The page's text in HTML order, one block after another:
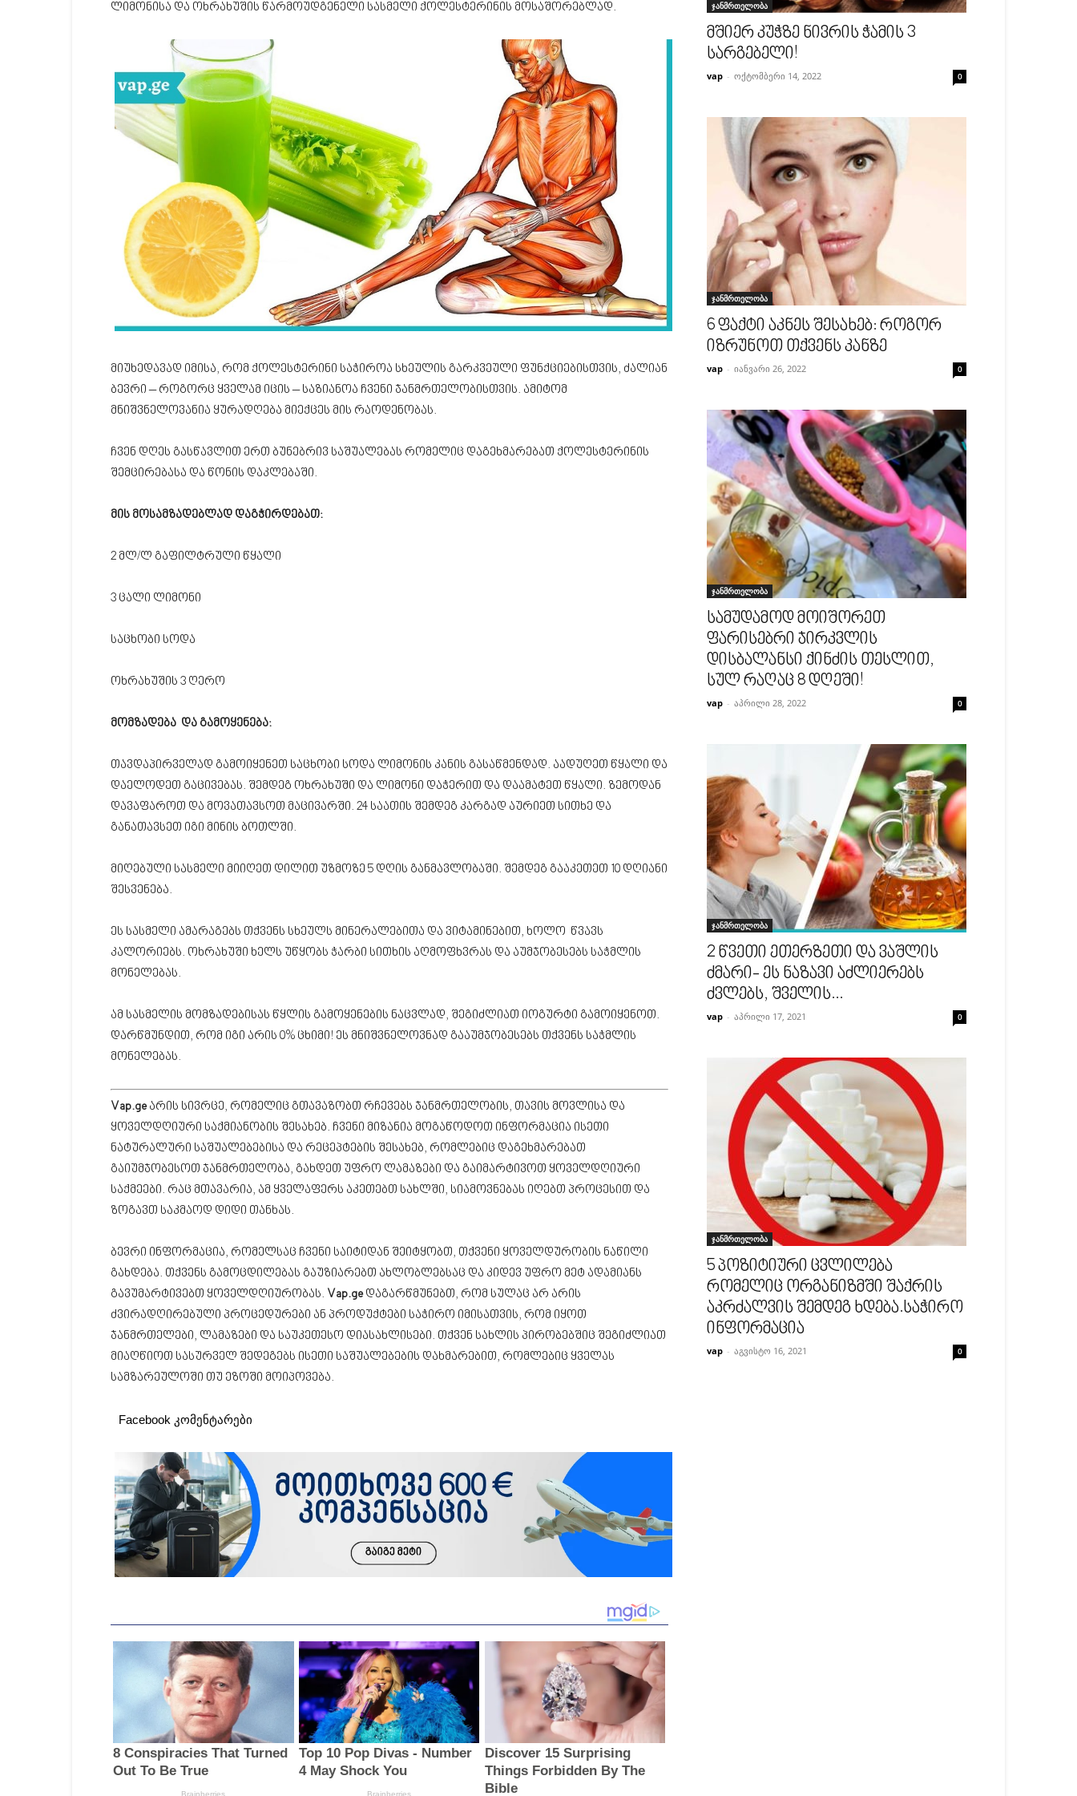
ლიმონისა და ოხრახუშის წარმოუდგენელი სასმელი ქოლესტერინის მოსაშორებლად.
მიუხედავად იმისა, რომ ქოლესტერინი საჭიროა სხეულის გარკვეული ფუნქციებისთვის, ძალიან
ბევრი – როგორც ყველამ იცის – საზიანოა ჩვენი ჯანმრთელობისთვის. ამიტომ
მნიშვნელოვანია ყურადღება მიექცეს მის რაოდენობას.
ჩვენ დღეს გასწავლით ერთ ბუნებრივ საშუალებას რომელიც დაგეხმარებათ ქოლესტერინის
შემცირებასა და წონის დაკლებაში.
მის მოსამზადებლად დაგჭირდებათ:
2 მლ/ლ გაფილტრული წყალი
3 ცალი ლიმონი
საცხობი სოდა
ოხრახუშის 3 ღერო
მომზადება და გამოყენება:
თავდაპირველად გამოიყენეთ საცხობი სოდა ლიმონის კანის გასაწმენდად. აადუღეთ წყალი და
დაელოდეთ გაცივებას. შემდეგ ოხრახუში და ლიმონი დაჭერით და დაამატეთ წყალი. ზემოდან
დავაფაროთ და მოვათავსოთ მაცივარში. 24 საათის შემდეგ კარგად აურიეთ სითხე და
განათავსეთ იგი მინის ბოთლში.
მიღებული სასმელი მიიღეთ დილით უზმოზე 5 დღის განმავლობაში. შემდეგ გააკეთეთ 10 დღიანი
შესვენება.
ეს სასმელი ამარაგებს თქვენს სხეულს მინერალებითა და ვიტამინებით, ხოლო წვავს
კალორიებს. ოხრახუში ხელს უწყობს ჭარბი სითხის აღმოფხვრას და აუმჯობესებს საჭმლის
მონელებას.
ამ სასმელის მომზადებისას წყლის გამოყენების ნაცვლად, შეგიძლიათ იოგურტი გამოიყენოთ.
დარწმუნდით, რომ იგი არის 0% ცხიმი! ეს მნიშვნელოვნად გააუმჯობესებს თქვენს საჭმლის
მონელებას.
Vap.geარის სივრცე, რომელიც გთავაზობთ რჩევებს ჯანმრთელობის, თავის მოვლისა და
ყოველდღიური საქმიანობის შესახებ. ჩვენი მიზანია მოგაწოდოთ ინფორმაცია ისეთი
ნატურალური საშუალებებისა და რეცეპტების შესახებ, რომლებიც დაგეხმარებათ
გაიუმჯობესოთ ჯანმრთელობა, გახდეთ უფრო ლამაზები და გაიმარტივოთ ყოველდღიური
საქმეები. რაც მთავარია, ამ ყველაფერს აკეთებთ სახლში, სიამოვნებას იღებთ პროცესით და
ზოგავთ საკმაოდ დიდი თანხას.
ბევრი ინფორმაცია, რომელსაც ჩვენი საიტიდან შეიტყობთ, თქვენი ყოველდურობის ნაწილი
გახდება. თქვენს გამოცდილებას გაუზიარებთ ახლობლებსაც და კიდევ უფრო მეტ ადამიანს
გავუმარტივებთ ყოველდღიურობას. Vap.geდაგარწმუნებთ, რომ სულაც არ არის
ძვირადღირებული პროცედურები ან პროდუქტები საჭირო იმისათვის, რომ იყოთ
ჯანმრთელები, ლამაზები და საუკეთესო დიასახლისები. თქვენ სახლის პირობებშიც შეგიძლიათ
მიაღწიოთ სასურველ შედეგებს ისეთი საშუალებების დახმარებით, რომლებიც ყველას
სამზარეულოში თუ ეზოში მოიპოვება.
Facebook კომენტარები
ჯანმრთელობა
მშიერ კუჭზე ნივრის ჭამის 3
სარგებელი!
vap - ოქტომბერი 14, 2022 0
ჯანმრთელობა
6 ფაქტი აკნეს შესახებ: როგორ
იზრუნოთ თქვენს კანზე
vap - იანვარი 26, 2022 0
ჯანმრთელობა
სამუდამოდ მოიშორეთ
ფარისებრი ჯირკვლის
დისბალანსი ქინძის თესლით,
სულ რაღაც 8 დღეში!
vap - აპრილი 28, 2022 0
ჯანმრთელობა
2 წვეთი ეთერზეთი და ვაშლის
ძმარი- ეს ნაზავი აძლიერებს
ძვლებს, შველის...
vap - აპრილი 17, 2021 0
ჯანმრთელობა
5 პოზიტიური ცვლილება
რომელიც ორგანიზმში შაქრის
აკრძალვის შემდეგ ხდება.საჭირო
ინფორმაცია
vap - აგვისტო 16, 2021 0